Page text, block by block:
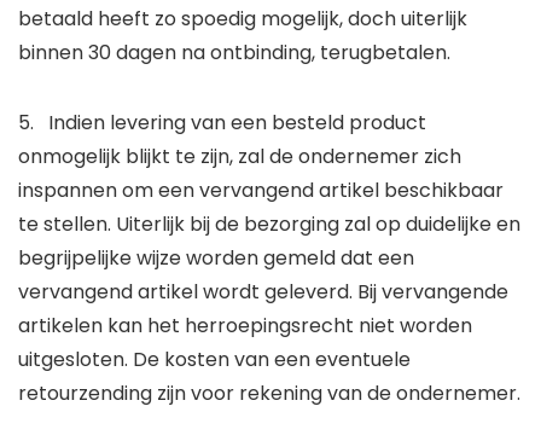
betaald heeft zo spoedig mogelijk, doch uiterlijk
binnen 30 dagen na ontbinding, terugbetalen.
5. Indien levering van een besteld product
onmogelijk blijkt te zijn, zal de ondernemer zich
inspannen om een vervangend artikel beschikbaar
te stellen. Uiterlijk bij de bezorging zal op duidelijke en
begrijpelijke wijze worden gemeld dat een
vervangend artikel wordt geleverd. Bij vervangende
artikelen kan het herroepingsrecht niet worden
uitgesloten. De kosten van een eventuele
retourzending zijn voor rekening van de ondernemer.